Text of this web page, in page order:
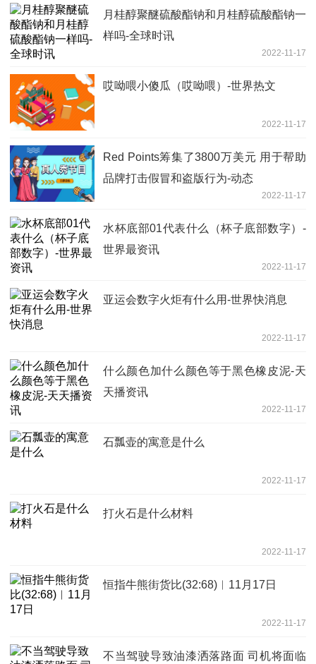
月桂醇聚醚硫酸酯钠和月桂醇硫酸酯钠一
样吗-全球时讯
2022-11-17
哎呦喂小傻瓜（哎呦喂）-世界热文
2022-11-17
Red Points筹集了3800万美元 用于帮助
品牌打击假冒和盗版行为-动态
2022-11-17
水杯底部01代表什么（杯子底部数字）-
世界最资讯
2022-11-17
亚运会数字火炬有什么用-世界快消息
2022-11-17
什么颜色加什么颜色等于黑色橡皮泥-天
天播资讯
2022-11-17
石瓢壶的寓意是什么
2022-11-17
打火石是什么材料
2022-11-17
恒指牛熊街货比(32:68)︱11月17日
2022-11-17
不当驾驶导致油漆洒落路面 司机将面临